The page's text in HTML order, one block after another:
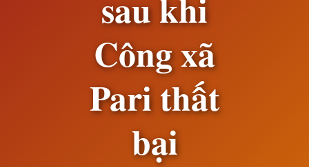
Công xã
Pari thất
bại